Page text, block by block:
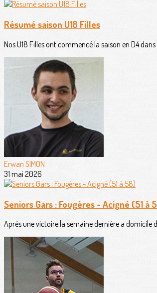
Résumé saison U18 Filles
Nos U18 Filles ont commencé la saison en D4
Erwan SIMON
31 mai 2026
Seniors Gars : Fougères - Acigné (51 à
Après une victoire la semaine dernière a domicile